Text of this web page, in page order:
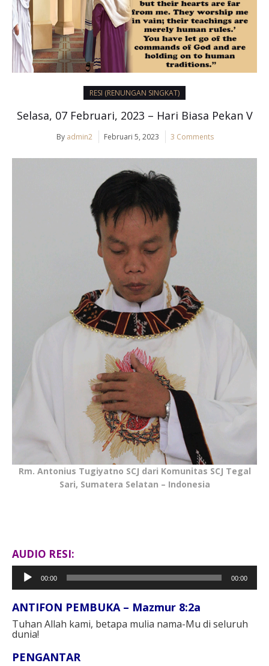
RESI (RENUNGAN SINGKAT)
Selasa, 07 Februari, 2023 – Hari Biasa Pekan V
By admin2 Februari 5, 2023 3 Comments
Rm. Antonius Tugiyatno SCJ dari Komunitas SCJ Tegal
Sari, Sumatera Selatan – Indonesia
AUDIO RESI:
Pemutar
Audio
00:00 00:00
ANTIFON PEMBUKA – Mazmur 8:2a
Tuhan Allah kami, betapa mulia nama-Mu di seluruh
dunia!⁣⁣
PENGANTAR⁣